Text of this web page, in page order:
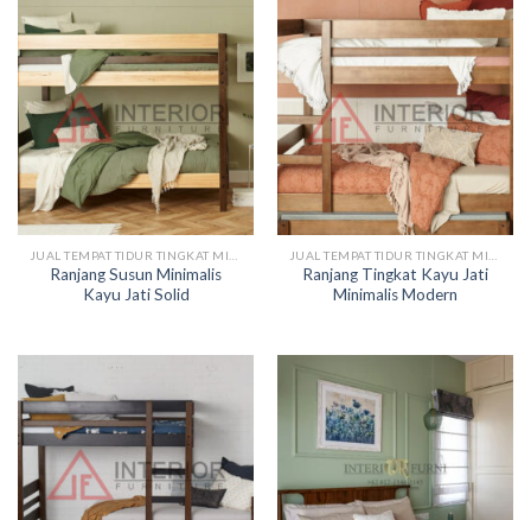
Ranjang Susun Minimalis
Kayu Jati Solid
Ranjang Tingkat Kayu Jati
Minimalis Modern